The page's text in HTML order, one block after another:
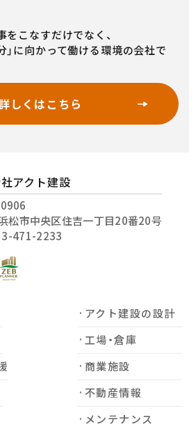
をこなすだけでなく、
」に向かって働ける環境の会社で
しくはこちら
アクト建設
松市中央区住吉一丁目20番20号
471-2233
アクト建設の設計
工場・倉庫
商業施設
不動産情報
メンテナンス